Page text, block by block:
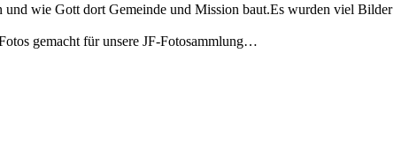
wie Gott dort Gemeinde und Mission baut.Es wurden viel Bilder
gemacht für unsere JF-Fotosammlung…